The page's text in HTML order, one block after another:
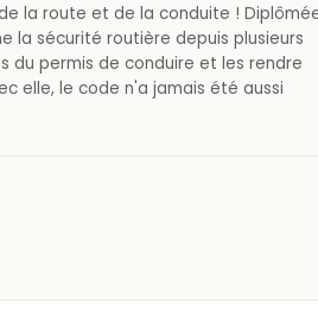
la route et de la conduite !
la sécurité routière depuis plusieurs
du permis de conduire et les rendre
elle, le code n'a jamais été aussi